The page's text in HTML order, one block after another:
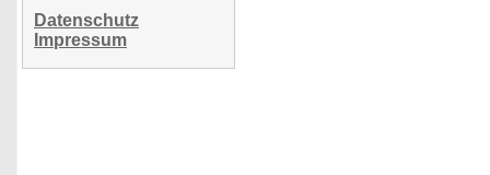
Datenschutz
Impressum